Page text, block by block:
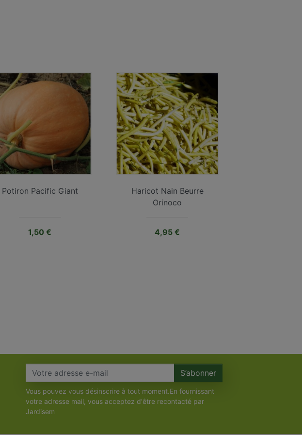
Potiron Pacific Giant
Prix
1,50 €
Haricot Nain Beurre
Orinoco
Prix
4,95 €
S’abonner
Vous pouvez vous désinscrire à tout moment.En fournissant
votre adresse mail, vous acceptez d'être recontacté par
Jardisem